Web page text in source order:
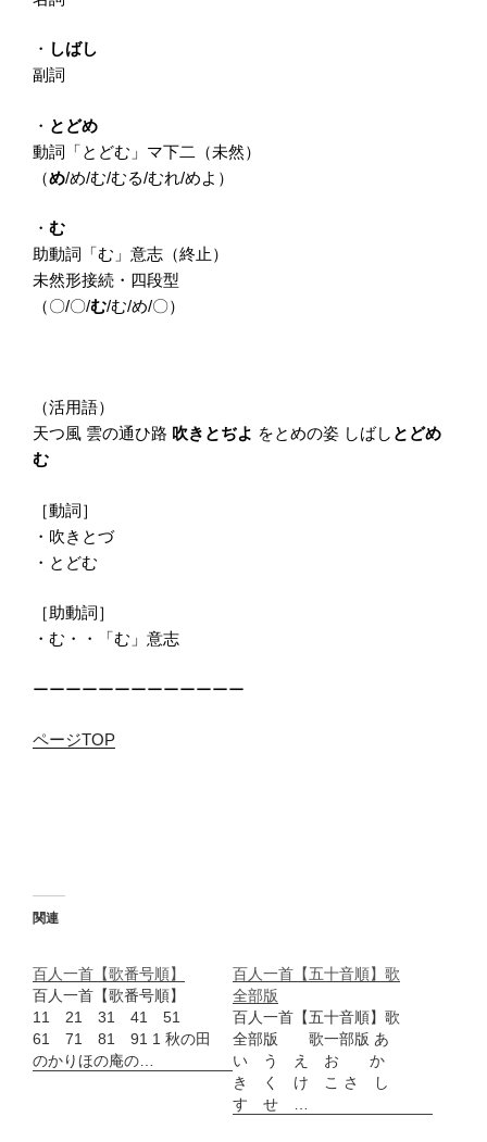
・ しばし
副詞
・ とどめ
動詞「とどむ」マ下二（未然）
（め/め/む/むる/むれ/めよ）
・ む
助動詞「む」意志（終止）
未然形接続・四段型
（〇/〇/む/む/め/〇）
（活用語）
天つ風 雲の通ひ路 吹きとぢよ をとめの姿 しばし とどめ
む
［動詞］
・吹きとづ
・とどむ
［助動詞］
・む・・「む」意志
ーーーーーーーーーーーーー
ページTOP
関連
百人一首【歌番号順】
百人一首【歌番号順】
11 21 31 41 51
61 71 81 91 1 秋の田
のかりほの庵の…
百人一首【五十音順】歌
全部版
百人一首【五十音順】歌
全部版 歌一部版 あ
い う え お か
き く け こ さ し
す せ …